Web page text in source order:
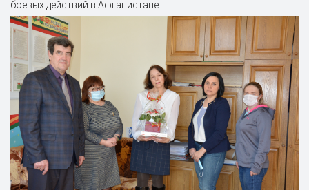
боевых действий в Афганистане.